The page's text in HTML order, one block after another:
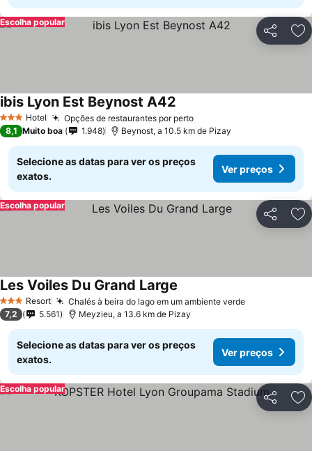
Partilhar
Escolha popular
3 EstrelasHotel Opções de restaurantes por perto
ibis Lyon Est Beynost A42
8,1 Muito boa 1.948 Beynost, a 10.5 km de Pizay
Selecione as datas para ver os preços
exatos.
Ver preços
Partilhar
Escolha popular
3 EstrelasResort Chalés à beira do lago em um ambiente verde
Les Voiles Du Grand Large
7,2 5.561 Meyzieu, a 13.6 km de Pizay
Selecione as datas para ver os preços
exatos.
Ver preços
Partilhar
Escolha popular